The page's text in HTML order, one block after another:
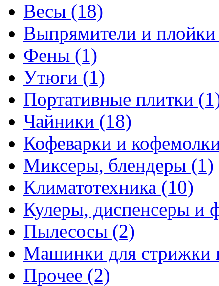
Весы (18)
Выпрямители и
Фены (1)
Утюги (1)
Портативные плитки
Чайники (18)
Кофеварки и
Миксеры, блендеры (1)
Климатотехника (10)
Кулеры, диспенсеры и
Пылесосы (2)
Машинки для стрижки
Прочее (2)